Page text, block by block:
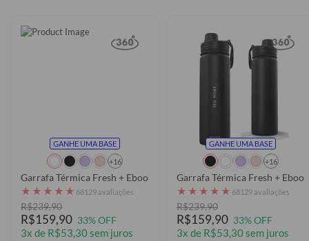
GANHE UMA BASE
+16
Garrafa Térmica Fresh + Ebook - Mapa Mundi Lines Manuscrita
★ ★ ★ ★ ★ 68129 avaliações
R$239,90
R$159,90 33% OFF
3x de R$53,30 sem juros
GANHE UMA BASE
+16
Garrafa Térmica Fresh +
★ ★ ★ ★ ★ 68129 avaliações
R$239,90
R$159,90 33% OFF
3x de R$53,30 sem juros